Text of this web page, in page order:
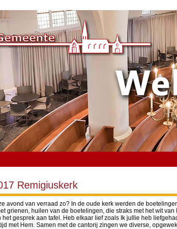
Remigiuskerk
avond van verraad zo? In de oude kerk werden de
grienen, huilen van de boetelingen, die straks met het wit
gesprek aan tafel. Heb elkaar lief zoals Ik jullie heb
met Hem. Samen met de cantorij zingen we diverse,